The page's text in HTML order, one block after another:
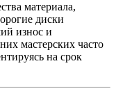
материала,
диски
износ и
мастерских часто
на срок